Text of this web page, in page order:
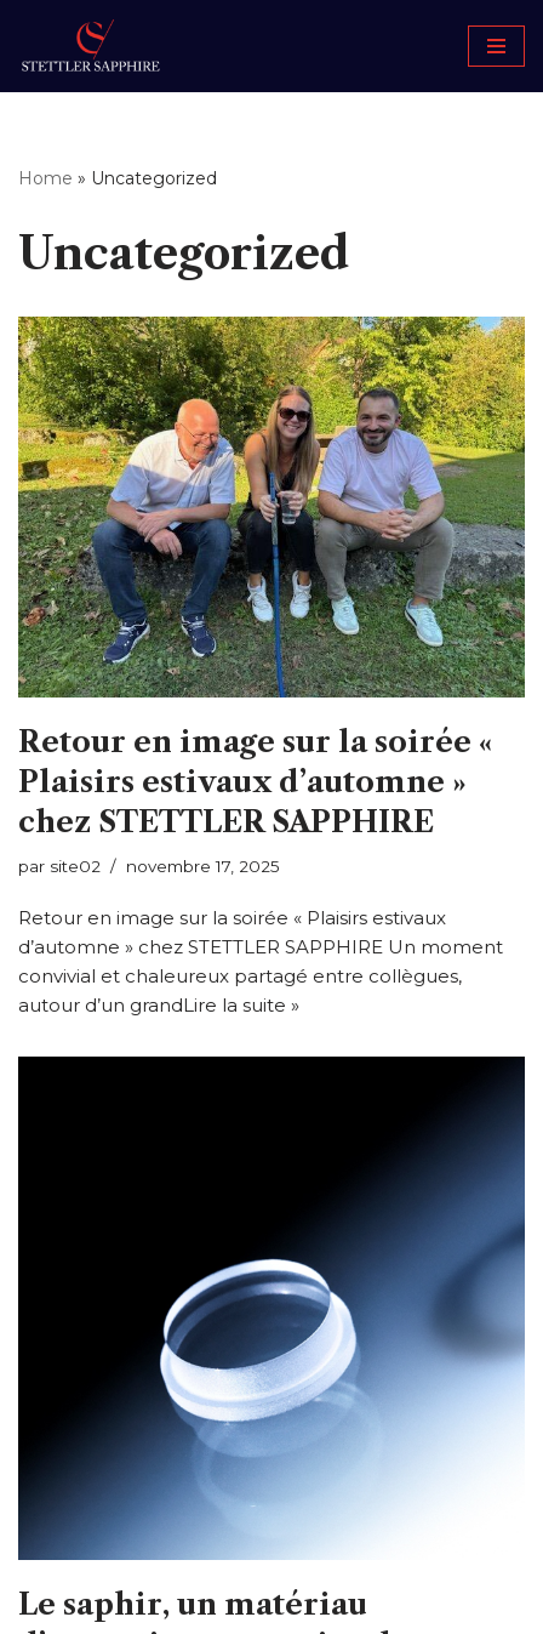
Aller
au
Home » Uncategorized
Uncategorized
Retour en image sur la soirée «
Plaisirs estivaux d’automne »
chez STETTLER SAPPHIRE
par site02 novembre 17, 2025
Retour en image sur la soirée « Plaisirs estivaux
d’automne » chez STETTLER SAPPHIRE Un moment
convivial et chaleureux partagé entre collègues,
autour d’un grandLire la suite »
Le saphir, un matériau